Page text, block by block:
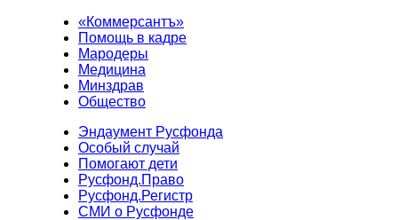
«Коммерсантъ»
Помощь в кадре
Мародеры
Медицина
Минздрав
Общество
Эндаумент Русфонда
Особый случай
Помогают дети
Русфонд.Право
Русфонд.Регистр
СМИ о Русфонде